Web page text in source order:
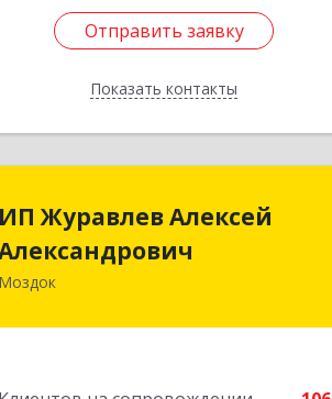
Отправить заявку
Показать контакты
Отправить заявку
Назад
ИП Журавлев Алексей
Моздок
ИП Журавлев Алексей
Александрович
363750, Северная Осетия - Алания